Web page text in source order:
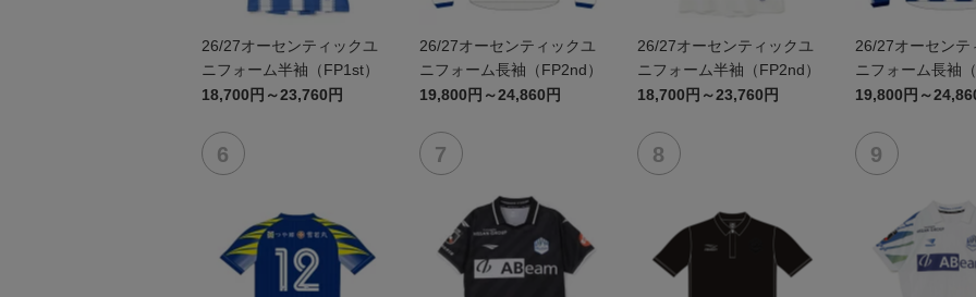
26/27オーセンティックユ
ニフォーム半袖（FP1st）
18,700円～23,760円
26/27オーセンティックユ
ニフォーム長袖（FP2nd）
19,800円～24,860円
26/27オーセンティックユ
ニフォーム半袖（FP2nd）
18,700円～23,760円
26/27オーセンテ
ニフォーム長袖
19,800円～